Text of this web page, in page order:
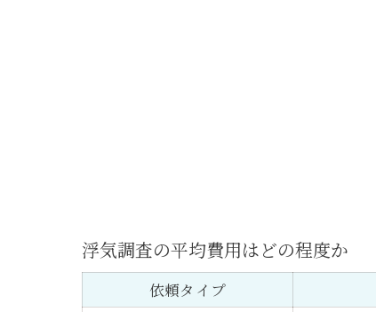
浮気調査の平均費用はどの程度か
依頼タイプ